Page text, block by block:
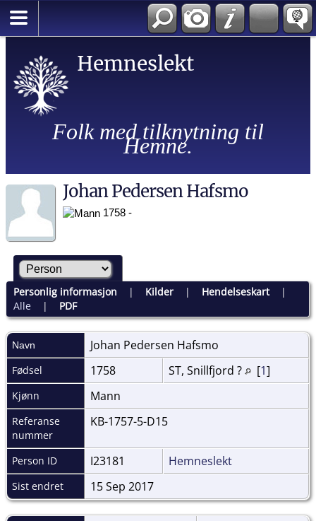
Hemneslekt
Folk med tilknytning til
Hemne.
Johan Pedersen Hafsmo
1758 -
Personlig informasjon | Kilder| Hendelseskart|
Alle| PDF
Navn Johan Pedersen Hafsmo
Fødsel 1758 ST, Snillfjord ? [1]
Kjønn Mann
Referanse
nummer
KB-1757-5-D15
Person ID I23181 Hemneslekt
Sist endret 15 Sep 2017